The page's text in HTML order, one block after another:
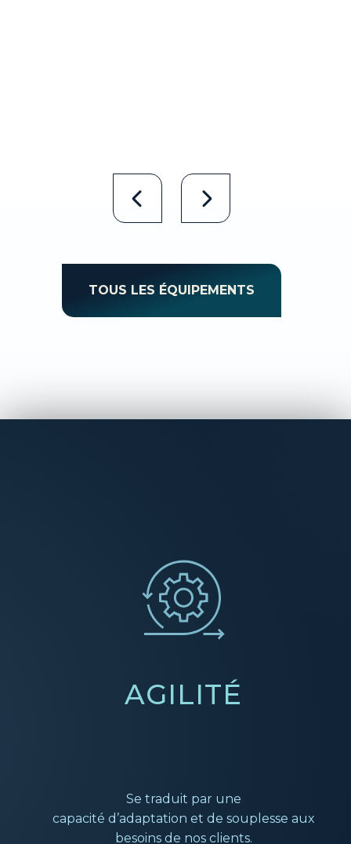
TOUS LES ÉQUIPEMENTS
AGILITÉ
Se traduit par une
capacité d’adaptation et de souplesse aux
besoins de nos clients.